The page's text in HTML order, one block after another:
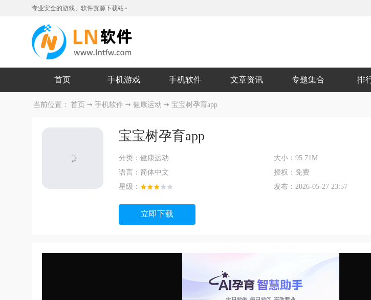
专业安全的游戏、软件资源下载站~
首页 手机游戏 手机软件 文章资讯 专题集合 排
当前位置： 首页 手机软件 健康运动 宝宝树孕育app
宝宝树孕育app
分类： 健康运动 大小：95.71M
语言： 简体中文 授权： 免费
星级：
发布：2026-05-27 23:57
立即下载